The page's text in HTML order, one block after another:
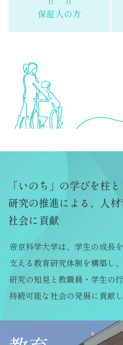
保証人の方
「いのち」の学びを柱と
研究の推進による、人材
社会に貢献
帝京科学大学は、学生の成長
支える教育研究体制を構築し、
研究の知見と教職員・学生の
持続可能な社会の発展に貢献し